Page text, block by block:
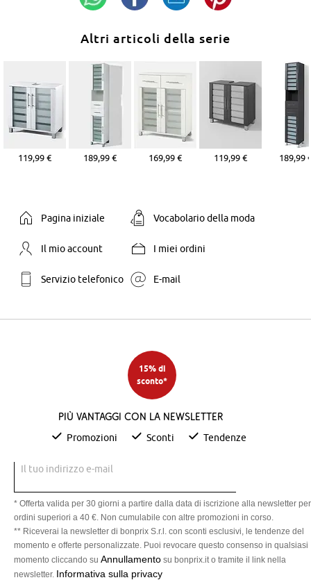
Altri articoli della serie
119,99 € 189,99 € 169,99 € 119,99 € 189,99
Pagina iniziale Vocabolario della moda
Il mio account I miei ordini
Servizio telefonico E-mail
15% di
sconto*
Più vantaggi con la newsletter
Promozioni Sconti Tendenze
Il tuo indirizzo e-mail
* Offerta valida per 30 giorni a partire dalla data di iscrizione alla newsletter per
ordini superiori a 40 €. Non cumulabile con altre promozioni in corso.
** Riceverai la newsletter di bonprix S.r.l. con sconti esclusivi, le tendenze del
momento e offerte personalizzate. Puoi revocare questo consenso in qualsiasi
momento cliccando su Annullamento su bonprix.it o tramite il link nella
newsletter. Informativa sulla privacy